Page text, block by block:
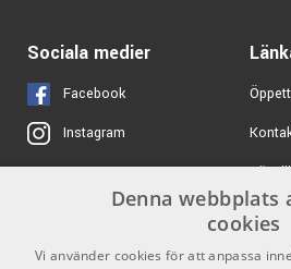
Sociala medier
Facebook
Instagram
X
Youtube
TikTok
Denna webbplats
cookies
Vi använder cookies för att anpassa